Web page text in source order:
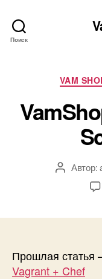
Поиск
VAM
АвторАвтор:
Прошлая статья
Vagrant + Chef